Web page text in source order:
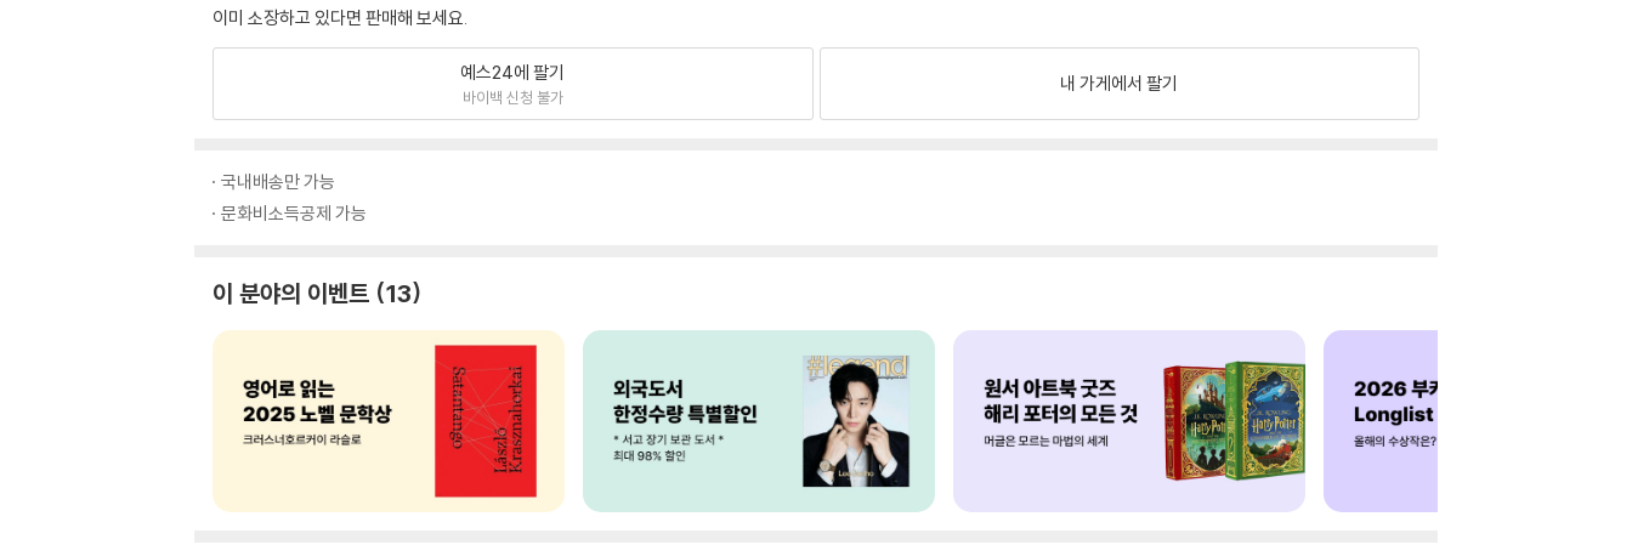
이미 소장하고 있다면 판매해 보세요.
예스24에 팔기
바이백 신청 불가
내 가게에서 팔기
국내배송만 가능
문화비소득공제 가능
이 분야의 이벤트 13